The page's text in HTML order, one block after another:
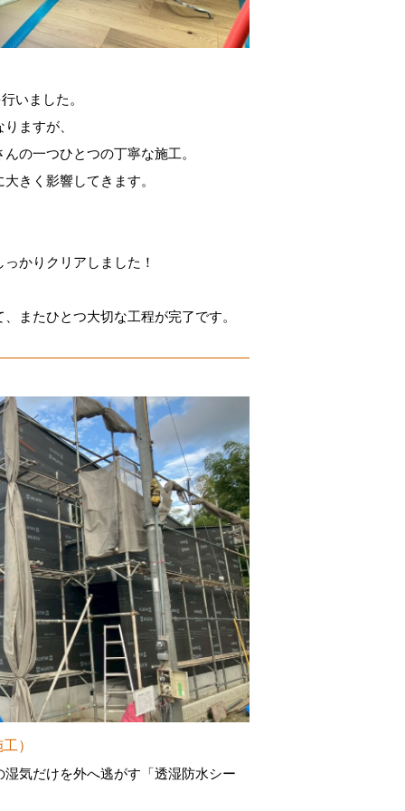
いました。
ますが、
の一つひとつの丁寧な施工。
きく影響してきます。
かりクリアしました！
またひとつ大切な工程が完了です。
）
気だけを外へ逃がす「透湿防水シー